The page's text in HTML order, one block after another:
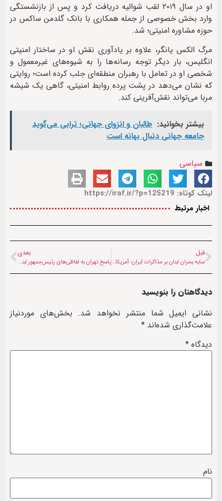
او در سال ۲۰۱۹ لقب شوالیه دریافت کرد و پس از بازنشستگی
وارد بخش خصوصی از جمله همکاری با بانک گلدمن ساکس در
حوزه مشاوره امنیتی؛ شد.
مرگ الکس یانگر، علاوه بر یادآوری نقش او در ساختار امنیتی
انگلیس، بار دیگر توجه رسانه‌ها را به شیوه‌های غیرمعمول و
شخصی او در تعامل با رهبران منطقه‌ای جلب کرده است؛ روایتی
که نشان می‌دهد در پشت پرده روابط امنیتی، گاهی یک شیشه
مربا می‌تواند نقش‌آفرینی کند.
بیشتر بخوانید: طالبان و انزوای جهانی؛ ترابی می‌گوید
جامعه جهانی دنبال بهانه است
سیاسی
لینک کوتاه: https://iraf.ir/?p=125219
اخبار مرتبط
قبل
سایه بحران لبنان بر مذاکرات ایران- آمریکا؛ رییس ارتش لبنان وارد پاکستان شد
بعدی
پاسخ تهران به لفاظی‌های رئیس‌جمهور لبنان: ما یک‌پنجم خاک‌تان را اشغال نکرده‌ایم
دیدگاهتان را بنویسید
نشانی ایمیل شما منتشر نخواهد شد. بخش‌های موردنیاز
علامت‌گذاری شده‌اند *
دیدگاه *
نام